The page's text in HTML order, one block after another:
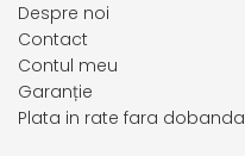
Despre noi
Contact
Contul meu
Garanție
Plata in rate fara dobanda